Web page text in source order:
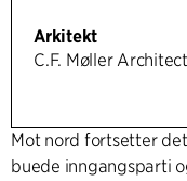
Arkitekt
C.F. Møller
Mot nord fortsetter
buede inngangsparti